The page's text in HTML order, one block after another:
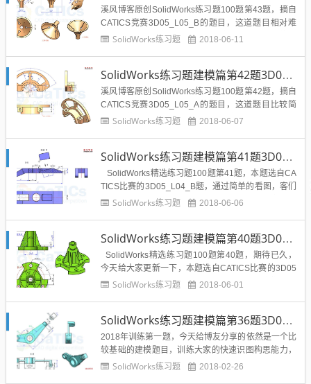
溪风博客原创SolidWorks练习题100题第43题，摘自
CATICS竞赛3D05_L05_B的题目，这道题目相对难
了一点，扫描，新建基准面等等命令少不了，训练大
☆SolidWorks建模练习题第43题，题...
SolidWorks练习题 2018-06-11
SolidWorks练习题建模篇第42题3D05_L05_A带答案视频
溪风博客原创SolidWorks练习题100题第42题，摘自
CATICS竞赛3D05_L05_A的题目，这道题目比较简
单，训练大家的识图能力和画图速度，比较不错的的
是CATICS-3D05_L05...
SolidWorks练习题 2018-06-07
SolidWorks练习题建模篇第41题3D05_L04_B带答案视频
SolidWorks精选练习题100题第41题，本题选自CA
TICS比赛的3D05_L04_B题，通过简单的看图，客们
可以看出这个对称模型，还有就是基准面的建立，希
题第41...
SolidWorks练习题 2018-06-06
SolidWorks练习题建模篇第40题3D05_L04_A带答案视频
SolidWorks精选练习题100题第40题，期待已久，
今天给大家更新一下，本题选自CATICS比赛的3D05
_L04_A题，下面看一下这道题的图片：难度指数：
构建立...
SolidWorks练习题 2018-06-01
SolidWorks练习题建模篇第36题3D05_L03_A带答案视频
2018年训练第一题，今天给博友分享的依然是一个比
较基础的建模题目，训练大家的快速识图构思能力，
准确快速的建模时做题的目的，那么这道题目是源于
SolidWorks练习题 2018-02-26